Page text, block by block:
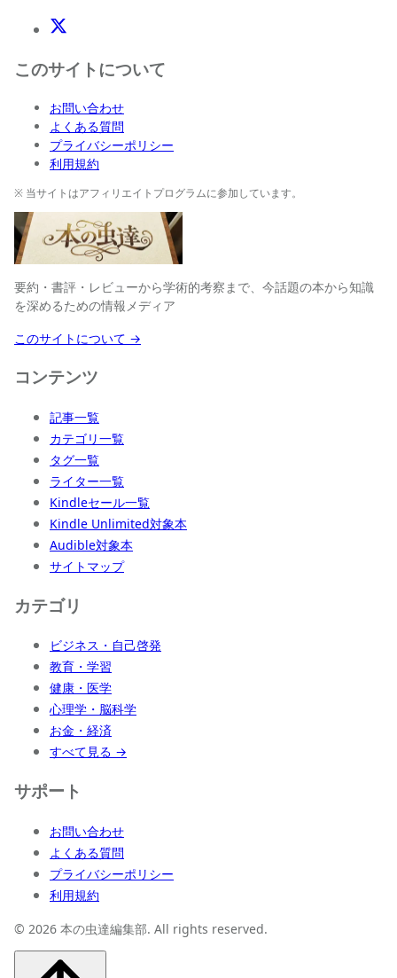
X(Twitter)
このサイトについて
お問い合わせ
よくある質問
プライバシーポリシー
利用規約
※ 当サイトはアフィリエイトプログラムに参加しています。
要約・書評・レビューから学術的考察まで、今話題の本から知識
を深めるための情報メディア
このサイトについて →
コンテンツ
記事一覧
カテゴリ一覧
タグ一覧
ライター一覧
Kindleセール一覧
Kindle Unlimited対象本
Audible対象本
サイトマップ
カテゴリ
ビジネス・自己啓発
教育・学習
健康・医学
心理学・脳科学
お金・経済
すべて見る →
サポート
お問い合わせ
よくある質問
プライバシーポリシー
利用規約
© 2026 本の虫達編集部. All rights reserved.